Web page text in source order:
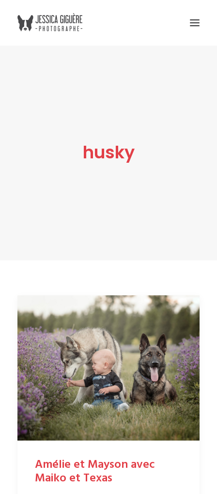
husky
Amélie et Mayson avec
Maiko et Texas